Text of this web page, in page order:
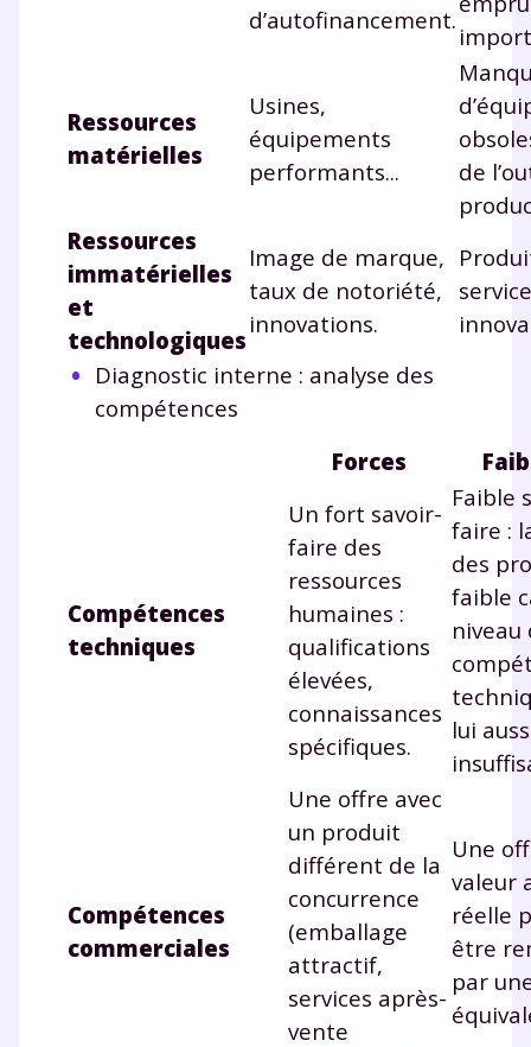
d’autofinancement.
Ressources
matérielles
Usines,
équipements
performants...
de
Ressources
immatérielles
et
technologiques
Image de marque,
taux de notoriété,
innovations.
Diagnostic interne : analyse des
compétences
Forces
Compétences
techniques
Un fort savoir-
faire des
ressources
humaines :
qualifications
élevées,
connaissances
spécifiques.
Faible
faire :
des
faible
niveau
lui
Compétences
commerciales
Une offre avec
un produit
différent de la
concurrence
(emballage
attractif,
services après-
vente
Une
valeur
réelle
être
par
désinscription présent dans chaque newsletter. Pour
en savoir plus sur la gestion de vos données
personnelles et pour exercer vos droits, vous pouvez